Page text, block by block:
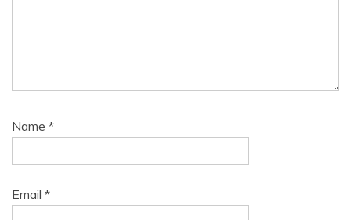
Name *
Email *